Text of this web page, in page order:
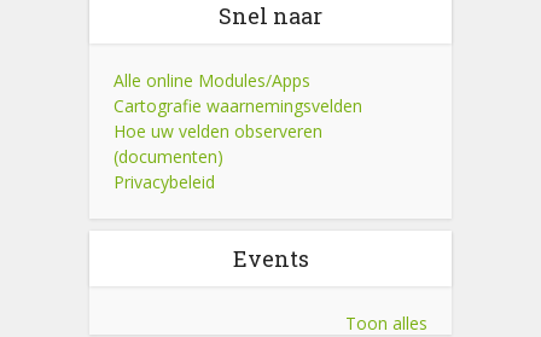
Snel naar
Alle online Modules/Apps
Cartografie waarnemingsvelden
Hoe uw velden observeren
(documenten)
Privacybeleid
Events
Toon alles